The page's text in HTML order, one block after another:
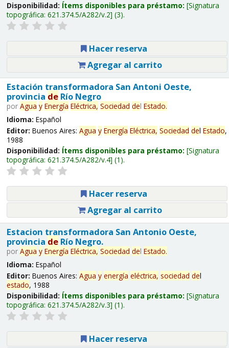
Disponibilidad: Ítems disponibles para préstamo: Signatura
topográfica: 621.374.5/A282/v.2 (3).
Hacer reserva
Agregar al carrito
Estación transformadora San Antoni Oeste,
provincia deRío Negro
por Agua y Energía Eléctrica, Sociedad del Estado.
Idioma: Español
Editor: Buenos Aires: Agua y Energía Eléctrica, Sociedad del Estado,
1988
Disponibilidad: Ítems disponibles para préstamo: Signatura
topográfica: 621.374.5/A282/v.4 (1).
Hacer reserva
Agregar al carrito
Estacion transformadora San Antonio Oeste,
provincia deRío Negro.
por Agua y Energía Eléctrica, Sociedad del Estado.
Idioma: Español
Editor: Buenos Aires: Agua y energía eléctrica, sociedad del
estado, 1988
Disponibilidad: Ítems disponibles para préstamo: Signatura
topográfica: 621.374.5/A282/v.3 (1).
Hacer reserva